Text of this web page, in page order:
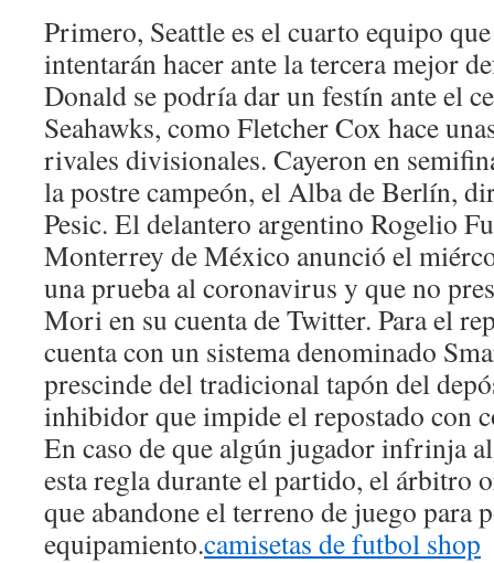
Primero, Seattle es el cuarto equipo
intentarán hacer ante la tercera mejor
Donald se podría dar un festín ante el
Seahawks, como Fletcher Cox hace
rivales divisionales. Cayeron en
la postre campeón, el Alba de Berlín,
Pesic. El delantero argentino Rogelio
Monterrey de México anunció el
una prueba al coronavirus y que no
Mori en su cuenta de Twitter. Para el
cuenta con un sistema denominado
prescinde del tradicional tapón del
inhibidor que impide el repostado con
En caso de que algún jugador infrinja
esta regla durante el partido, el árbitro
que abandone el terreno de juego para
equipamiento.camisetas de futbol shop